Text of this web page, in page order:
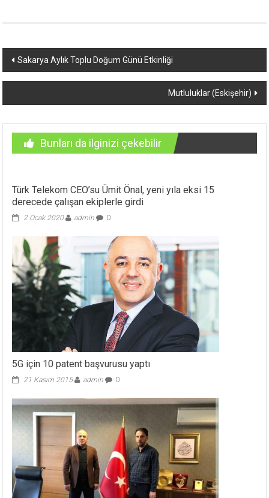
Yazı
dolaşımı
Sakarya Aylık Toplu Doğum Günü Etkinliği
Mutluluklar (Eskişehir)
Bunları da ilginizi çekebilir
Türk Telekom CEO’su Ümit Önal, yeni yıla eksi 15
derecede çalışan ekiplerle girdi
2 Ocak 2020 admin 0
5G için 10 patent başvurusu yaptı
21 Kasım 2015 admin 0